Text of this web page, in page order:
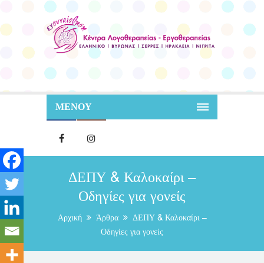
ΜΕΝΟΥ
ΔΕΠΥ & Καλοκαίρι –
Οδηγίες για γονείς
Αρχική Άρθρα
ΔΕΠΥ & Καλοκαίρι –
Οδηγίες για γονείς